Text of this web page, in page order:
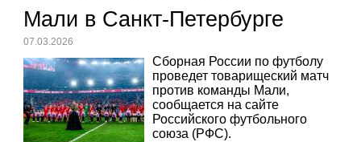
Мали в Санкт-Петербурге
07.03.2026
Сборная России по футболу
проведет товарищеский матч
против команды Мали,
сообщается на сайте
Российского футбольного
союза (РФС).